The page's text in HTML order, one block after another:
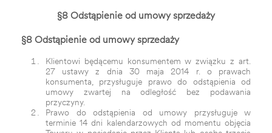
§8 Odstąpienie od umowy sprzedaży
§8 Odstąpienie od umowy sprzedaży
Klientowi będącemu konsumentem w związku z art.
27 ustawy z dnia 30 maja 2014 r. o prawach
konsumenta, przysługuje prawo do odstąpienia od
umowy zwartej na odległość bez podawania
przyczyny.
Prawo do odstąpienia od umowy przysługuje w
terminie 14 dni kalendarzowych od momentu objęcia